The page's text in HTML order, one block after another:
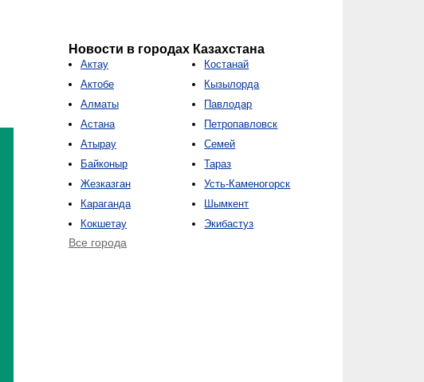
Новости в городах Казахстана
Актау
Актобе
Алматы
Астана
Атырау
Байконыр
Жезказган
Караганда
Кокшетау
Костанай
Кызылорда
Павлодар
Петропавловск
Семей
Тараз
Усть-Каменогорск
Шымкент
Экибастуз
Все города